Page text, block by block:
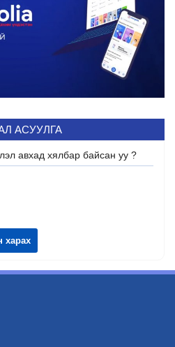
АСУУЛГА
авхад хялбар байсан уу ?
харах